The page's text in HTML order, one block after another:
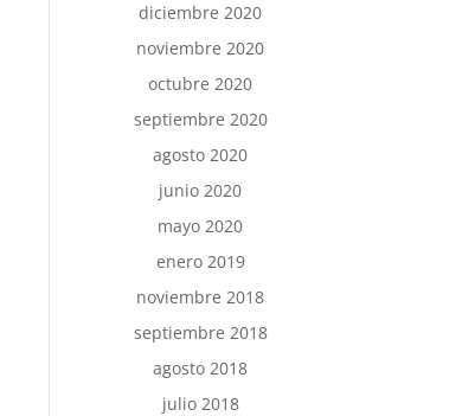
diciembre 2020
noviembre 2020
octubre 2020
septiembre 2020
agosto 2020
junio 2020
mayo 2020
enero 2019
noviembre 2018
septiembre 2018
agosto 2018
julio 2018